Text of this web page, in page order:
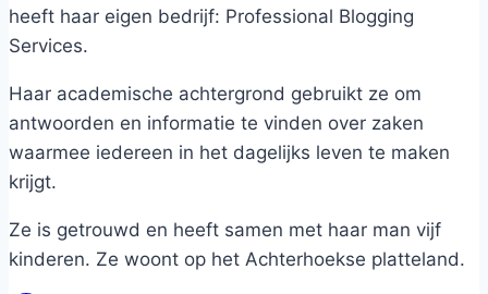
heeft haar eigen bedrijf: Professional Blogging
Services.
Haar academische achtergrond gebruikt ze om
antwoorden en informatie te vinden over zaken
waarmee iedereen in het dagelijks leven te maken
krijgt.
Ze is getrouwd en heeft samen met haar man vijf
kinderen. Ze woont op het Achterhoekse platteland.